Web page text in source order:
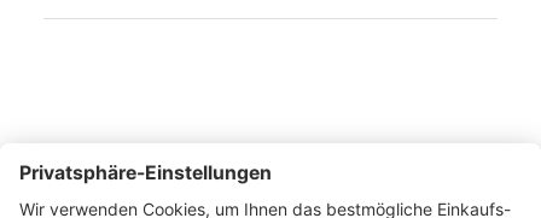
Montags bis Freitags von 08:30 - 17:00 Uhr